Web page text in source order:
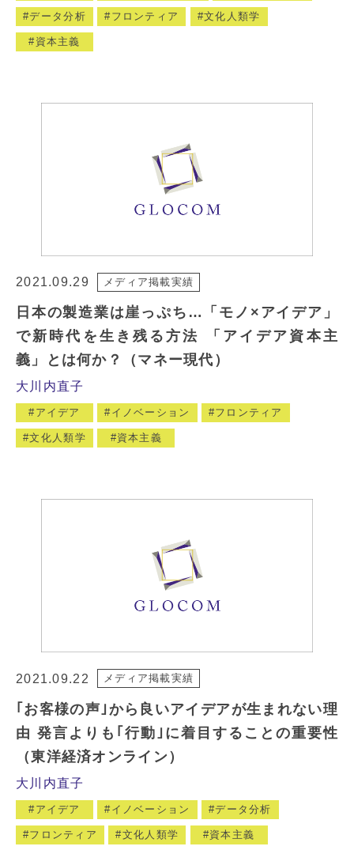
データ分析 フロンティア 文化人類学
資本主義
2021.09.29 メディア掲載実績
日本の製造業は崖っぷち…「モノ×アイデア」
で新時代を生き残る方法 「アイデア資本主
義」とは何か？（マネー現代）
大川内直子
アイデア イノベーション フロンティア
文化人類学 資本主義
2021.09.22 メディア掲載実績
｢お客様の声｣から良いアイデアが生まれない理
由 発言よりも｢行動｣に着目することの重要性
（東洋経済オンライン）
大川内直子
アイデア イノベーション データ分析
フロンティア 文化人類学 資本主義